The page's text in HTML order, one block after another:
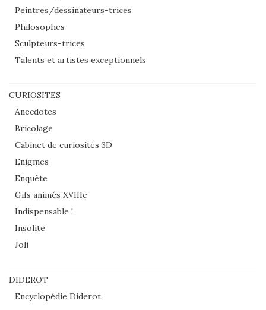
Peintres/dessinateurs-trices
Philosophes
Sculpteurs-trices
Talents et artistes exceptionnels
CURIOSITES
Anecdotes
Bricolage
Cabinet de curiosités 3D
Enigmes
Enquête
Gifs animés XVIIIe
Indispensable !
Insolite
Joli
DIDEROT
Encyclopédie Diderot